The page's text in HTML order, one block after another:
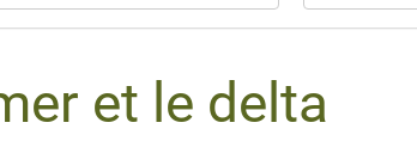
et le delta